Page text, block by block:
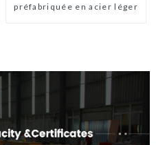
préfabriquée en acier léger